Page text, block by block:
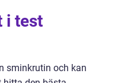
i test
sminkrutin och kan